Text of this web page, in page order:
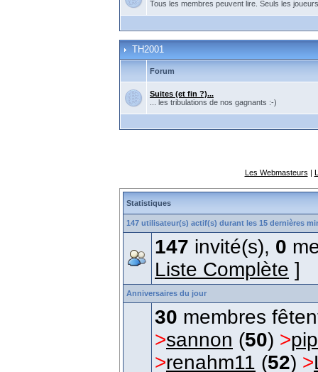
Tous les membres peuvent lire. Seuls les
TH2001
Forum
Suites (et fin ?)...
... les tribulations de nos gagnants :-)
Les Webmasteurs |
Statistiques
147 utilisateur(s) actif(s) durant les 15 dernières
147 invité(s), 0
Liste Complète ]
Anniversaires du jour
30 membres
>sannon (50) >
>renahm11 (52) >